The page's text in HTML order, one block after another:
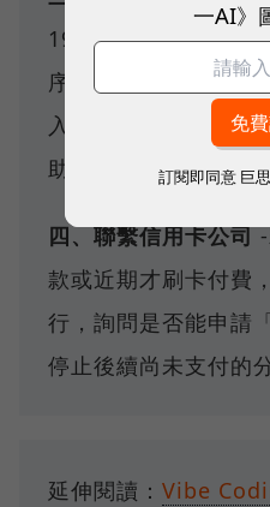
1950，或向所在地消
序。申訴時請準備好
入協調處理，這是最
助管道。
四、聯繫信用卡公司-
款或近期才刷卡付費
行，詢問是否能申請
停止後續尚未支付的
延伸閱讀： Vibe
一AI》
訂閱即同意 巨